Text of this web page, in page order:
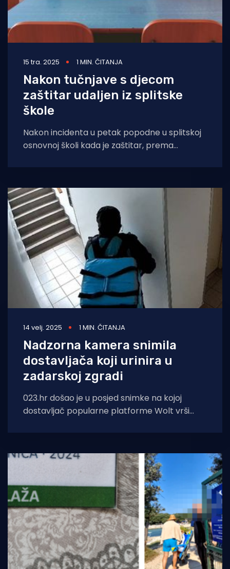
15 tra. 2025 1 MIN. ČITANJA
Nakon tučnjave s djecom
zaštitar udaljen iz splitske
škole
Nakon incidenta u petak popodne u splitskoj
osnovnoj školi kada je zaštitar, prema
14 velj. 2025 1 MIN. ČITANJA
Nadzorna kamera snimila
dostavljača koji urinira u
zadarskoj zgradi
023.hr došao je u posjed snimke na kojoj
dostavljač popularne platforme Wolt vrši